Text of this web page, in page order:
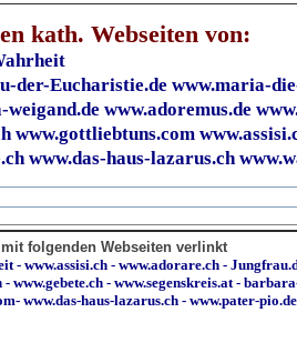
kath. Webseiten von:
der-Eucharistie.de www.maria-
www.adoremus.de
www.gottliebtuns.com
www.das-haus-lazarus.ch
folgenden Webseiten verlinkt
- www.assisi.ch - www.adorare.ch -
- www.gebete.ch - www.segenskreis.at-
- www.das-haus-lazarus.ch - www.pater-pio.de